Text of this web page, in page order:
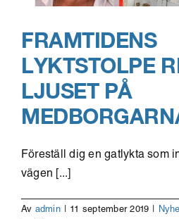
FRAMTIDENS
LYKTSTOLPE
LJUSET PÅ
Föreställ dig en gatlykta som
vägen [...]
Av admin 11 september 2019